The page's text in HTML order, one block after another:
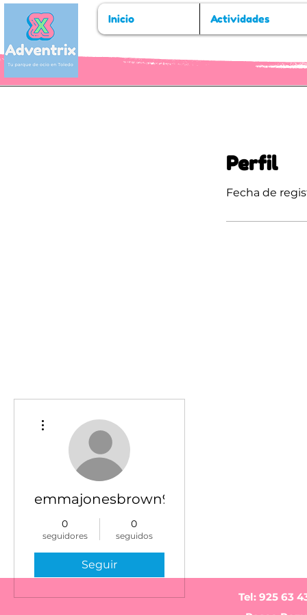
Inicio Actividades
Perfil
Fecha de
emmajonesbrown91
0
seguidores
0
seguidos
Seguir
Tel: 925 63